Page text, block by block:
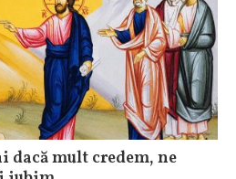
mult credem, ne